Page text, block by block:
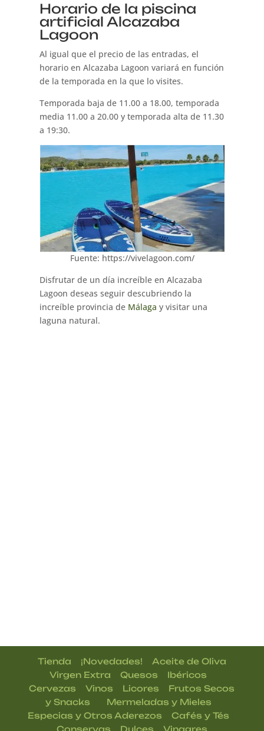
Horario de la piscina
artificial Alcazaba
Lagoon
Al igual que el precio de las entradas, el
horario en Alcazaba Lagoon variará en función
de la temporada en la que lo visites.
Temporada baja de 11.00 a 18.00, temporada
media 11.00 a 20.00 y temporada alta de 11.30
a 19:30.
Fuente: https://vivelagoon.com/
Disfrutar de un día increíble en Alcazaba
Lagoon deseas seguir descubriendo la
increíble provincia de Málagay visitar una
laguna natural.
Tienda ¡Novedades!
Aceite de Oliva
Virgen Extra
|Quesos Ibéricos
Cervezas |Vinos Licores
Frutos Secos
y Snacks
Mermeladas y Mieles
Especias y Otros Aderezos Cafés y Tés